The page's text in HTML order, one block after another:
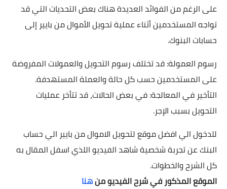
على الرغم من الفوائد العديدة هناك بعض التحديات التي قد
تواجه المستخدمين أثناء عملية تحويل الأموال من بايير إلى
حسابات البنوك.
رسوم العمولة: قد تختلف رسوم التحويل والعمولات المفروضة
على المستخدمين حسب كل حالة والعملة المستهدفة.
التأخير في المعالجة: في بعض الحالات، قد تتأخر عمليات
التحويل بسبب الإجر.
للدخول الي افضل موقع لتحويل الاموال من بايير الي حساب
البنك عن تجربة شخصية شاهد الفيديو اللذي اسفل المقال به
كل الشرح والخطوات.
الموقع المذكور في شرح الفيديو منهنا